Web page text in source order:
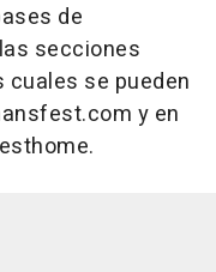
de
secciones
cuales se pueden
y en